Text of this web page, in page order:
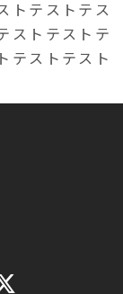
トテストテス
ストテストテ
テストテスト